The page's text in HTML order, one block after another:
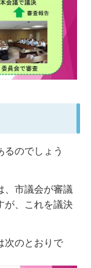
るのでしょう
、市議会が審議
が、これを議決
次のとおりで